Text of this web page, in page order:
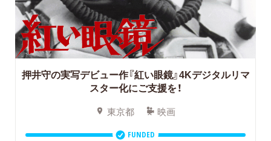
押井守の実写デビュー作『紅い眼鏡』4Kデジタルリマ
スター化にご支援を！
東京都 映画
FUNDED